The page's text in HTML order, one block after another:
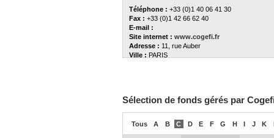
Téléphone : +33 (0)1 40 06 41 30
Fax : +33 (0)1 42 66 62 40
E-mail :
Site internet : www.cogefi.fr
Adresse : 11, rue Auber
Ville : PARIS
Sélection de fonds gérés par
Tous A B C D E F G H I J K